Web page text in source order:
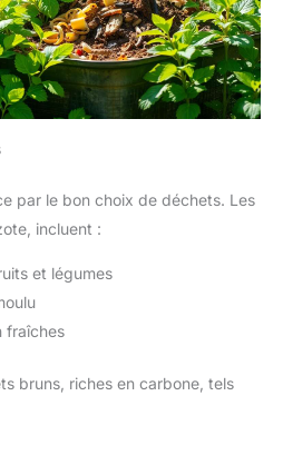
par le bon choix de déchets. Les
incluent :
et légumes
fraîches
bruns, riches en carbone, tels